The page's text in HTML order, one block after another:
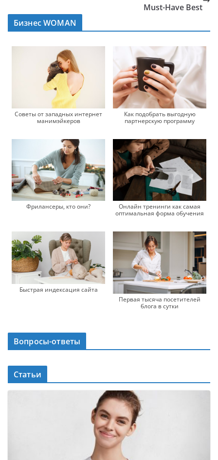
Must-Have Best
Бизнес WOMAN
Советы от западных интернет
манимэйкеров
Как подобрать выгодную
партнерскую программу
Фрилансеры, кто они?
Онлайн тренинги как самая
оптимальная форма обучения
Быстрая индексация сайта
Первая тысяча посетителей
блога в сутки
Вопросы-ответы
Статьи